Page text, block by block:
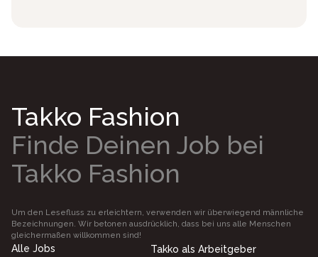
Takko Fashion
Finde Deinen Job bei
Takko Fashion
Um den Lesefluss zu erleichtern, verwenden wir überwiegend männliche
Bezeichnungen. Wir betonen ausdrücklich, dass bei uns alle Menschen
gleichermaßen willkommen sind!
Alle Jobs
Takko als Arbeitgeber